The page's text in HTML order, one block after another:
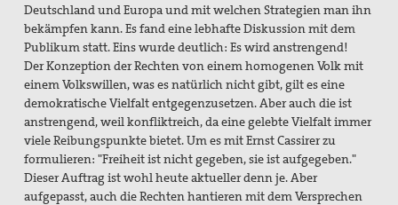
Leitungsteam
Ehrenamtliche
Pädagogisches Konzept
Publikationen
Blickpunkt
Erklärungen
Deutschland und Europa und mit welchen Strategien man ihn
bekämpfen kann. Es fand eine lebhafte Diskussion mit dem
Publikum statt. Einswurde deutlich: Es wird anstrengend!
Der Konzeption der Rechten von einem homogenen Volk mit
einem Volkswillen, was es natürlich nicht gibt, gilt es eine
demokratische Vielfalt entgegenzusetzen. Aber auch die ist
anstrengend, weil konfliktreich, da eine gelebte Vielfalt immer
viele Reibungspunkte bietet. Um es mit Ernst Cassirer zu
formulieren: "Freiheit ist nicht gegeben, sie ist aufgegeben."
Dieser Auftrag ist wohl heute aktueller denn je. Aber
aufgepasst, auch die Rechten hantieren mit dem Versprechen